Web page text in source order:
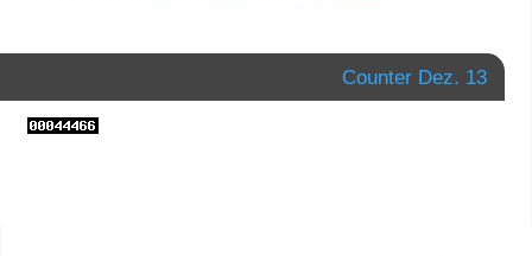
Counter Dez. 13